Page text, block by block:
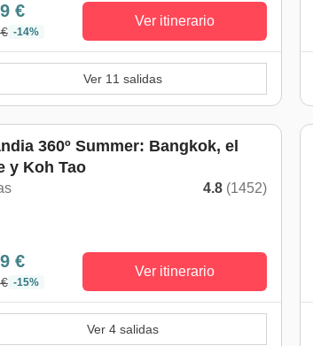
€
-14%
Ver itinerario
Ver 11 salidas
a octubre
360º Summer: Bangkok, el
y Koh Tao
4.8 (1452)
€
-15%
Ver itinerario
Ver 4 salidas